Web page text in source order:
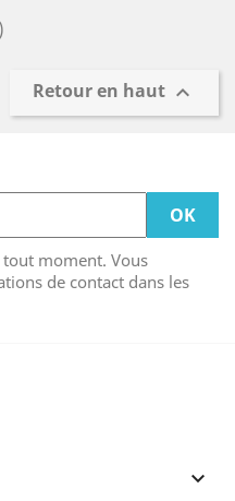
Retour en haut 
moment. Vous
de contact dans les
